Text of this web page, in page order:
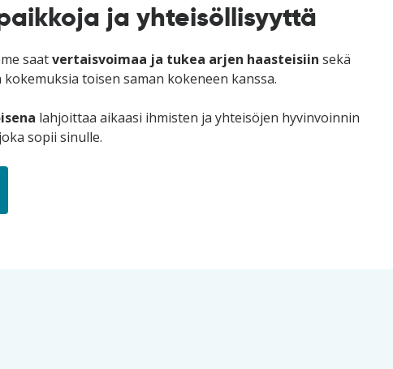
ja yhteisöllisyyttä
saatvertaisvoimaa ja tukea arjen haasteisiin sekä
toisen saman kokeneen kanssa.
lahjoittaa aikaasi ihmisten ja yhteisöjen hyvinvoinnin
sopii sinulle.